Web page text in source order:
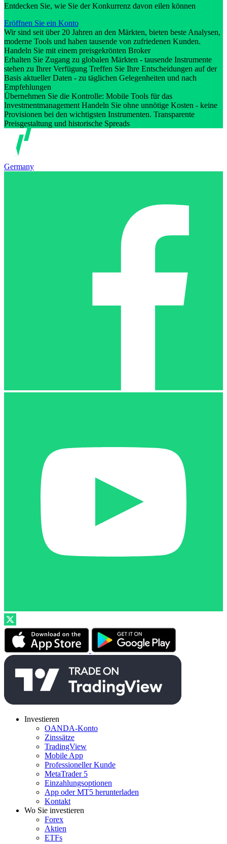
Entdecken Sie, wie Sie der Konkurrenz davon eilen können
Eröffnen Sie ein Konto
Wir sind seit über 20 Jahren an den Märkten, bieten beste Analysen,
moderne Tools und haben tausende von zufriedenen Kunden.
Handeln Sie mit einem preisgekrönten Broker
Erhalten Sie Zugang zu globalen Märkten - tausende Instrumente
stehen zu Ihrer Verfügung Treffen Sie Ihre Entscheidungen auf der
Basis aktueller Daten - zu täglichen Gelegenheiten und nach
Empfehlungen
Übernehmen Sie die Kontrolle: Mobile Tools für das
Investmentmanagement Handeln Sie ohne unnötige Kosten - keine
Provisionen bei den wichtigsten Instrumenten. Transparente
Preisgestaltung und historische Spreads
Germany
Investieren
OANDA-Konto
Zinssätze
TradingView
Mobile App
Professioneller Kunde
MetaTrader 5
Einzahlungsoptionen
App oder MT5 herunterladen
Kontakt
Wo Sie investieren
Forex
Aktien
ETFs